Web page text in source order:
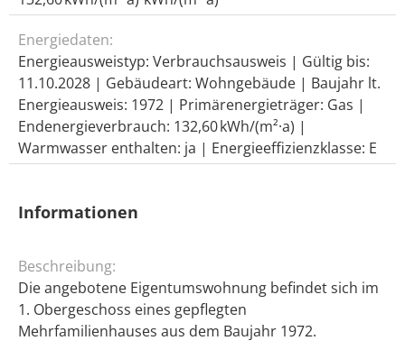
Energiedaten:
Energieausweistyp: Verbrauchs­ausweis | Gültig bis:
11.10.2028 | Gebäudeart: Wohngebäude | Baujahr lt.
Energieausweis: 1972 | Primärenergieträger: Gas |
Endenergie­verbrauch: 132,60 kWh/(m²·a) |
Warmwasser enthalten: ja | Energie­effizienz­klasse: E
Informationen
Beschreibung:
Die angebotene Eigentumswohnung befindet sich im
1. Obergeschoss eines gepflegten
Mehrfamilienhauses aus dem Baujahr 1972.